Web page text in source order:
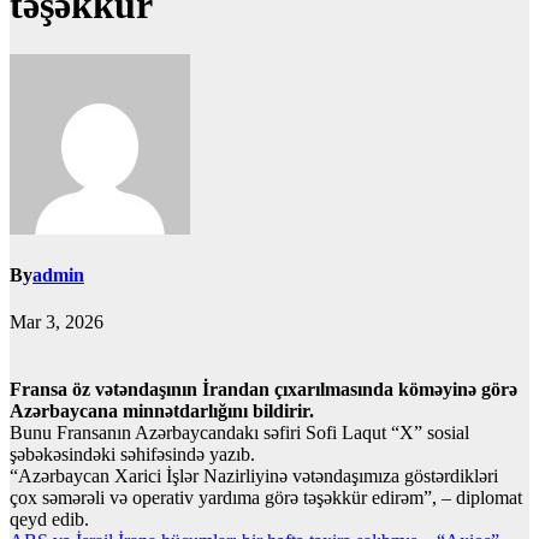
Byadmin
Mar 3, 2026
Fransa öz vətəndaşının İrandan çıxarılmasında köməyinə görə
Azərbaycana minnətdarlığını bildirir.
Bunu Fransanın Azərbaycandakı səfiri Sofi Laqut “X” sosial
şəbəkəsindəki səhifəsində yazıb.
“Azərbaycan Xarici İşlər Nazirliyinə vətəndaşımıza göstərdikləri
çox səmərəli və operativ yardıma görə təşəkkür edirəm”, – diplomat
qeyd edib.